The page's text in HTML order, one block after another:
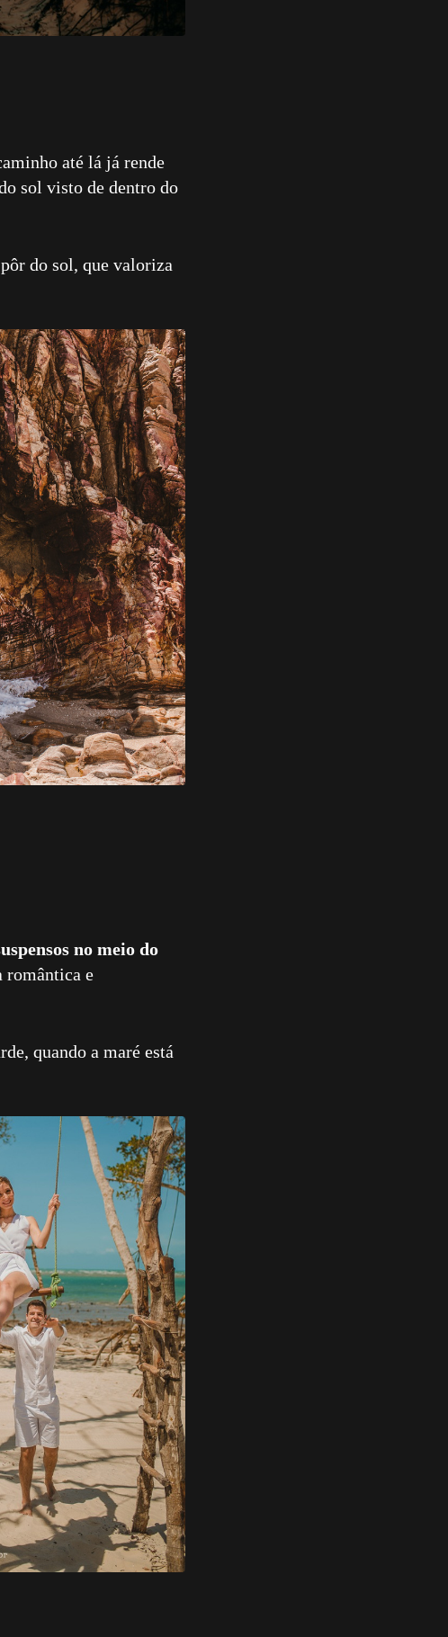
até lá já rende
sol visto de dentro do
do sol, que valoriza
no meio do
romântica e
quando a maré está